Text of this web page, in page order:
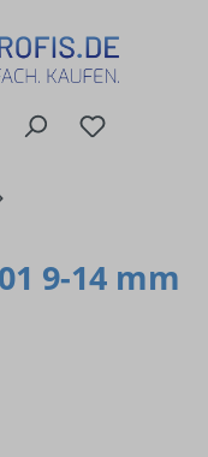
9-14 mm